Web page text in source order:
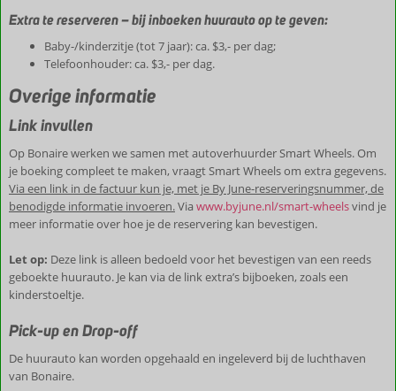
Extra te reserveren – bij inboeken huurauto op te geven:
Baby-/kinderzitje (tot 7 jaar): ca. $3,- per dag;
Telefoonhouder: ca. $3,- per dag.
Overige informatie
Link invullen
Op Bonaire werken we samen met autoverhuurder Smart Wheels. Om
je boeking compleet te maken, vraagt Smart Wheels om extra gegevens.
Via een link in de factuur kun je, met je By June-reserveringsnummer, de
benodigde informatie invoeren.Via www.byjune.nl/smart-wheelsvind je
meer informatie over hoe je de reservering kan bevestigen.
Let op: Deze link is alleen bedoeld voor het bevestigen van een reeds
geboekte huurauto. Je kan via de link extra’s bijboeken, zoals een
kinderstoeltje.
Pick-up en Drop-off
De huurauto kan worden opgehaald en ingeleverd bij de luchthaven
van Bonaire.